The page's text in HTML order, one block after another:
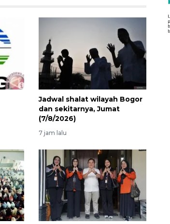
Jadwal shalat wilayah Bogor
dan sekitarnya, Jumat
(7/8/2026)
7 jam lalu